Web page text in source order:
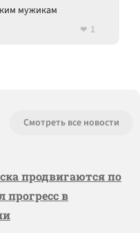
мужикам
1
Смотреть все новости
продвигаются по
в